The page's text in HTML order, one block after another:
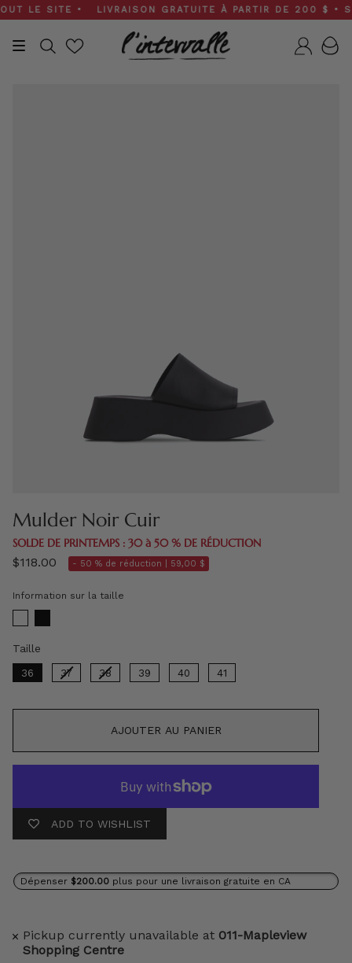
Skip
to
content
SITE • LIVRAISON GRATUITE À PARTIR DE 200 $ •
Recherche
Mulder Noir Cuir
SOLDE DE PRINTEMPS : 30 à 50 % DE RÉDUCTION
$118.00 - 50 % de réduction | 59,00 $
Information sur la taille
Taille
36 37 38 39 40 41
AJOUTER AU PANIER
ADD TO WISHLIST
Dépenser $200.00 plus pour une livraison gratuite en CA
Pickup currently unavailable at 011-Mapleview
Shopping Centre